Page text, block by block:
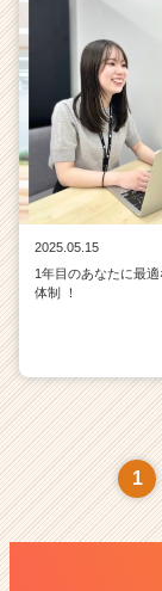
2025.05.15
1年目のあなたに最適
体制 ！
1